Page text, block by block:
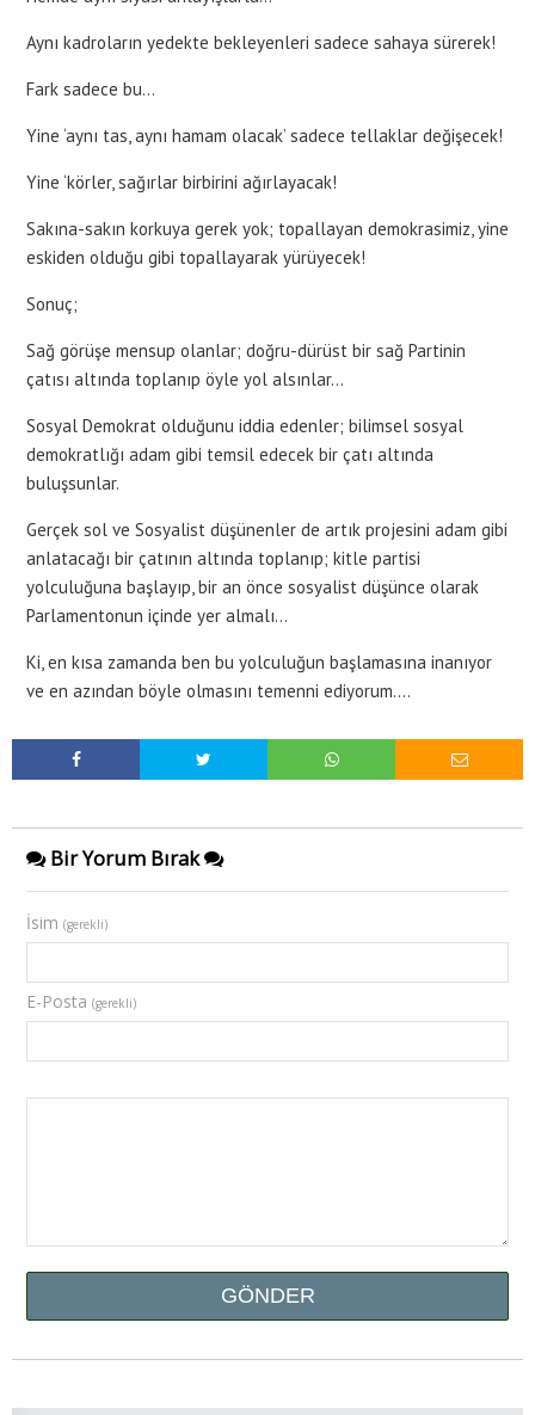
Aynı kadroların yedekte bekleyenleri sadece sahaya sürerek!
Fark sadece bu…
Yine ‘aynı tas, aynı hamam olacak’ sadece tellaklar değişecek!
Yine ‘körler, sağırlar birbirini ağırlayacak!
Sakına-sakın korkuya gerek yok; topallayan demokrasimiz, yine
eskiden olduğu gibi topallayarak yürüyecek!
Sonuç;
Sağ görüşe mensup olanlar; doğru-dürüst bir sağ Partinin
çatısı altında toplanıp öyle yol alsınlar…
Sosyal Demokrat olduğunu iddia edenler; bilimsel sosyal
demokratlığı adam gibi temsil edecek bir çatı altında
buluşsunlar.
Gerçek sol ve Sosyalist düşünenler de artık projesini adam gibi
anlatacağı bir çatının altında toplanıp; kitle partisi
yolculuğuna başlayıp, bir an önce sosyalist düşünce olarak
Parlamentonun içinde yer almalı…
Ki, en kısa zamanda ben bu yolculuğun başlamasına inanıyor
ve en azından böyle olmasını temenni ediyorum….
Bir Yorum Bırak
İsim (gerekli)
E-Posta (gerekli)